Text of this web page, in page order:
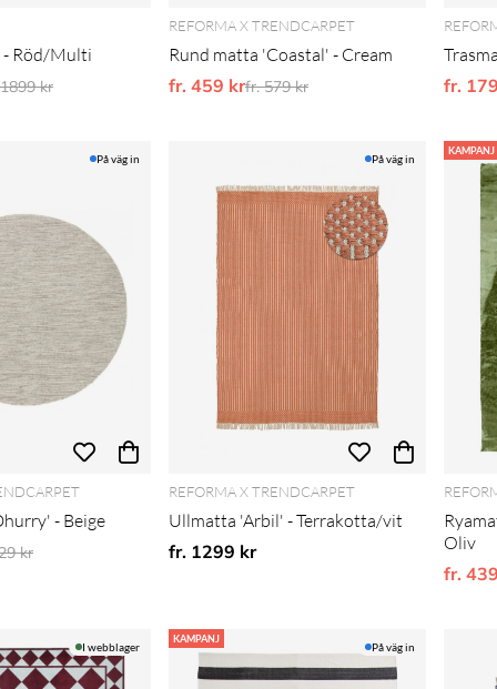
Röd/Multi
pris:
kr
REFORMA X TRENDCARPET
Rund matta 'Coastal' - Cream
fr. 459 krOrdinarie pris:
fr. 579 kr
fr.
På väg in
- Beige
pris:
kr
På väg in
REFORMA X TRENDCARPET
Ullmatta 'Arbil' - Terrakotta/vit
fr. 1299 kr
KAMPANJ
Oliv
fr.
I webblager
KAMPANJ
På väg in